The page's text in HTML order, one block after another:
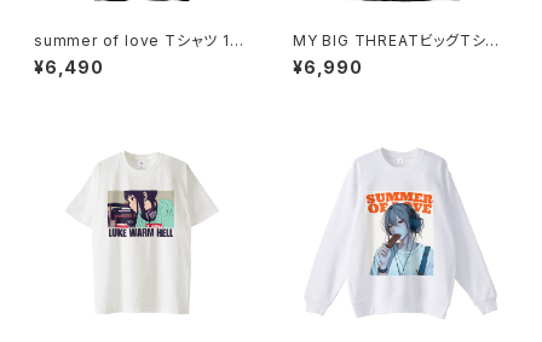
summer of love Tシャツ 101
4-230221066
¥6,490
MY BIG THREATビッグTシャ
ツ 1014-230221073
¥6,990